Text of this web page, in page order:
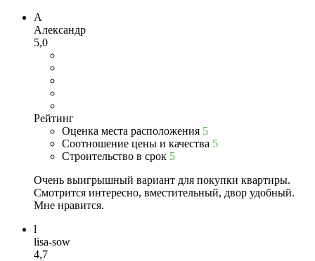
А
Александр
5,0
Рейтинг
Оценка места расположения 5
Соотношение цены и качества 5
Строительство в срок 5
Очень выигрышный вариант для покупки квартиры.
Смотрится интересно, вместительный, двор удобный.
Мне нравится.
l
lisa-sow
4,7